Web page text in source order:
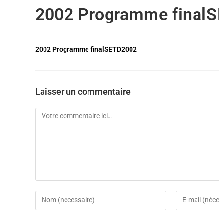
2002 Programme
2002 Programme finalSETD2002
Laisser un commentaire